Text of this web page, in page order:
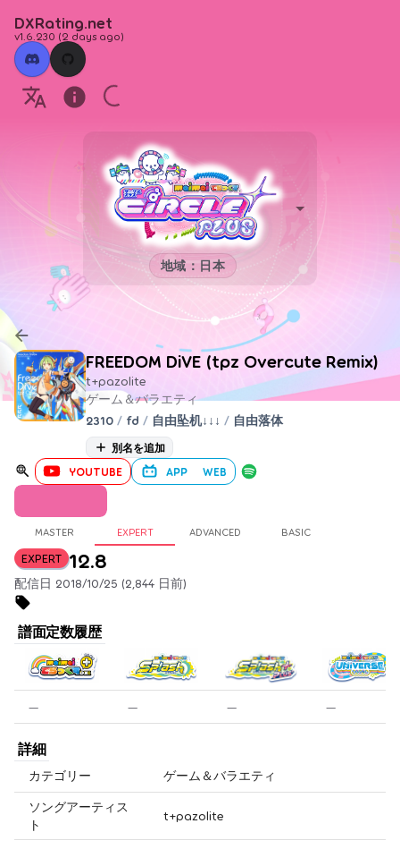
DXRating.net
v1.6.230 (2 days ago)
地域：日本
FREEDOM DiVE (tpz Overcute Remix)
t+pazolite
ゲーム＆バラエティ
2310 / fd / 自由坠机↓↓↓ / 自由落体
別名を追加
YOUTUBE APP WEB
MASTER EXPERT ADVANCED BASIC
EXPERT 12.8
配信日 2018/10/25 (2,844 日前)
譜面定数履歴
— — — —
詳細
カテゴリー ゲーム＆バラエティ
ソングアーティス
ト
t+pazolite